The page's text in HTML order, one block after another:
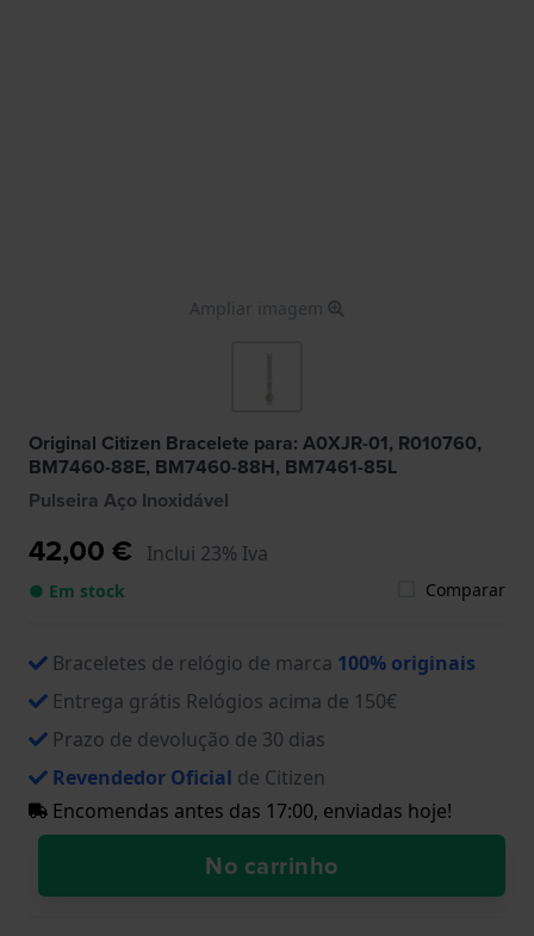
Ampliar imagem
Original Citizen Bracelete para: A0XJR-01, R010760,
BM7460-88E, BM7460-88H, BM7461-85L
Pulseira Aço Inoxidável
42,00 € Inclui 23% Iva
● Em stock Comparar
Braceletes de relógio de marca 100% originais
Entrega grátis Relógios acima de 150€
Prazo de devolução de 30 dias
Revendedor Oficial de Citizen
Encomendas antes das 17:00, enviadas hoje!
No carrinho